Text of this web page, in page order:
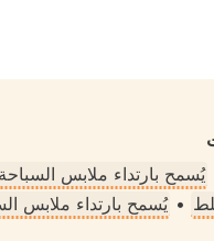
يُسمح بارتداء ملابس
• يُسمح بارتداء ملابس